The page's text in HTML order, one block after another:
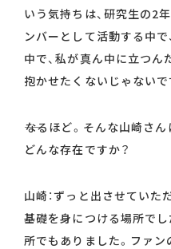
いう気持ちは、研究生の2
ンバーとして活動する中
中で、私が真ん中に立つん
抱かせたくないじゃないで
――なるほど。そんな山崎さ
どんな存在ですか？
山崎：ずっと出させていた
基礎を身につける場所で
所でもありました。ファ